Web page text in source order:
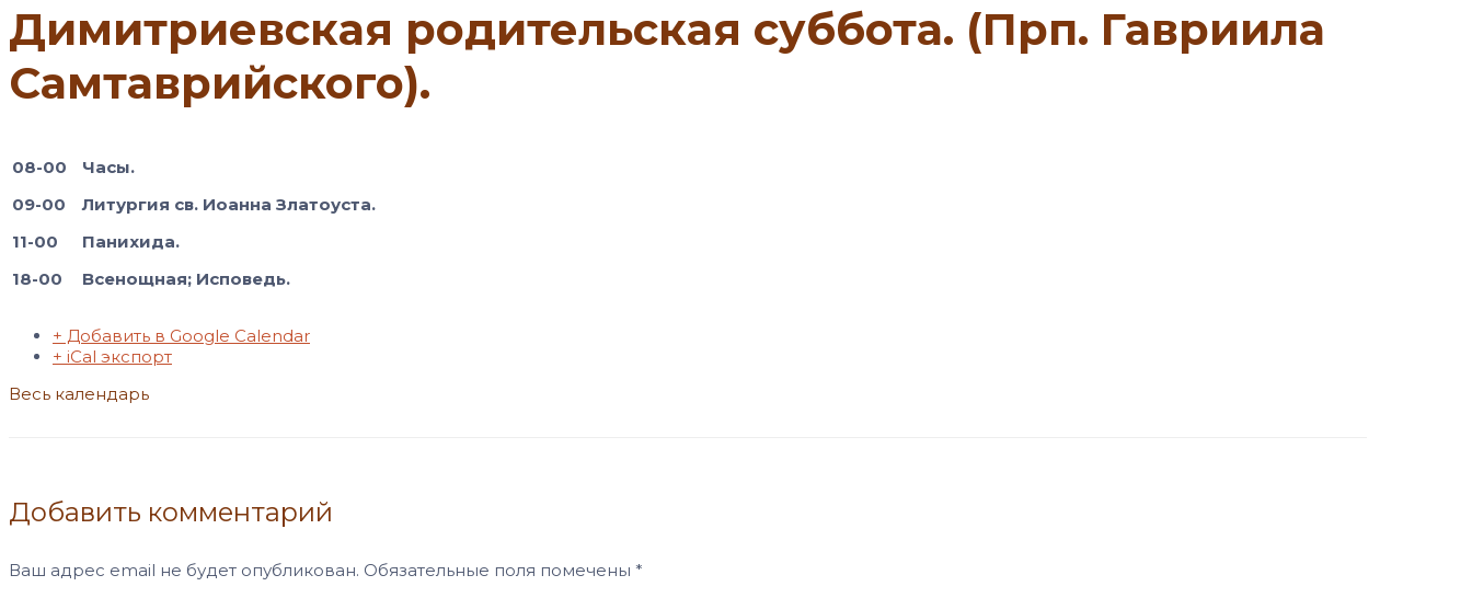
Димитриевская родительская суббота. (Прп. Гавриила
Самтаврийского).
08-00
09-00
11-00
18-00
Часы.
Литургия св. Иоанна Златоуста.
Панихида.
Всенощная; Исповедь.
+ Добавить в Google Calendar
+ iCal экспорт
Весь календарь
Добавить комментарий
Ваш адрес email не будет опубликован. Обязательные поля помечены *